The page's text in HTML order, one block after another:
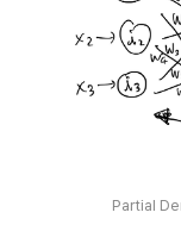
Partial